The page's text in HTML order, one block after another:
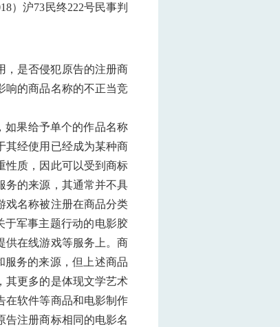
）沪73民终222号民事判
，是否侵犯原告的注册商
响的商品名称的不正当竞
如果给予单个的作品名称
其经使用已经成为某种商
性质，因此可以受到商标
务的来源，其通常并不具
戏名称被注册在商品分类
于军事主题行动的电影胶
供在线游戏等服务上。商
服务的来源，但上述商品
其更多的是体现文学艺术
在软件等商品和电影制作
告注册商标相同的电影名